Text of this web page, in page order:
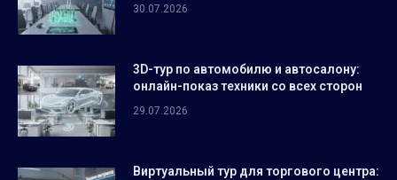
30.07.2026
3D-тур по автомобилю и автосалону:
онлайн-показ техники со всех сторон
29.07.2026
Виртуальный тур для торгового центра: